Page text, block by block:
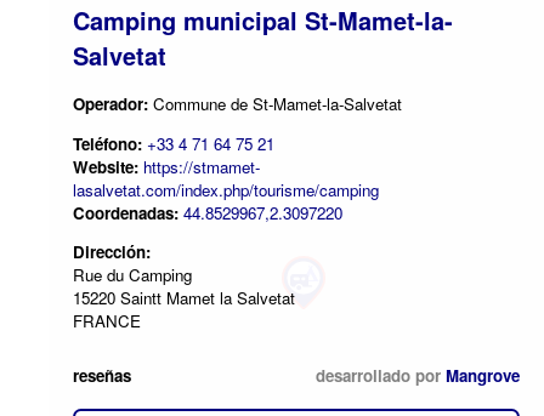
Camping municipal St-Mamet-la-
Salvetat
Operador: Commune de St-Mamet-la-Salvetat
Teléfono: +33 4 71 64 75 21
Website: https://stmamet-
lasalvetat.com/index.php/tourisme/camping
Coordenadas: 44.8529967,2.3097220
Dirección:
Rue du Camping
15220 Saintt Mamet la Salvetat
FRANCE
reseñas desarrollado por Mangrove